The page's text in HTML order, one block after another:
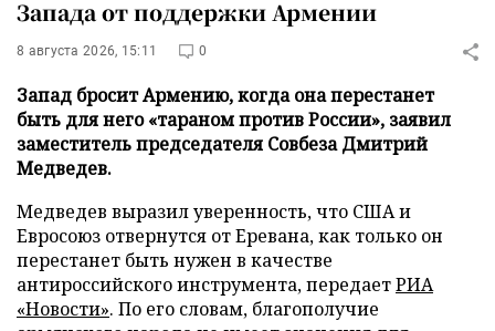
Запада от поддержки Армении
8 августа 2026, 15:11 0
Запад бросит Армению, когда она перестанет
быть для него «тараном против России», заявил
заместитель председателя Совбеза Дмитрий
Медведев.
Медведев выразил уверенность, что США и
Евросоюз отвернутся от Еревана, как только он
перестанет быть нужен в качестве
антироссийского инструмента, передаетРИА
«Новости». По его словам, благополучие